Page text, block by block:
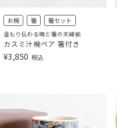
お椀 箸 箸セット
温もり伝わる碗と箸の夫婦揃
カスミ汁椀ペア 箸付き
¥3,850 税込